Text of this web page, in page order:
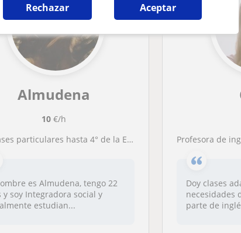
Rechazar Aceptar
Almudena
10€/h
particulares hasta 4° de la ESO de cualquier asignatura
es Almudena, tengo 22
y soy Integradora social y
estudian...
Profesora de inglés apta
Doy clases
necesidades
parte de